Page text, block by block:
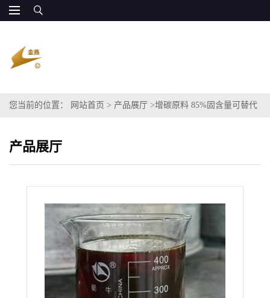
您当前的位置： 网站首页 > 产品展厅 >增碳原料 85%固含量可替代
产品展厅